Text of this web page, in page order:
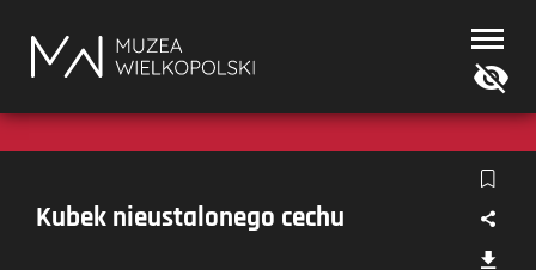
Muzea
Wielkopolski
Kubek nieustalonego cechu